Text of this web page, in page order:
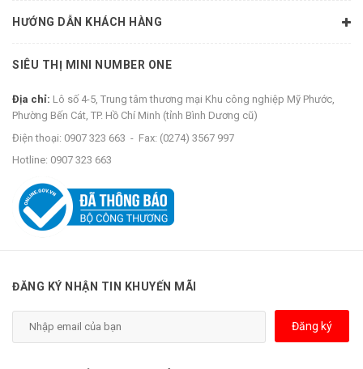
HƯỚNG DẪN KHÁCH HÀNG
SIÊU THỊ MINI NUMBER ONE
Địa chỉ: Lô số 4-5, Trung tâm thương mại Khu công nghiệp Mỹ Phước,
Phường Bến Cát, TP. Hồ Chí Minh (tỉnh Bình Dương cũ)
Điện thoại: 0907 323 663 - Fax: (0274) 3567 997
Hotline: 0907 323 663
ĐĂNG KÝ NHẬN TIN KHUYẾN MÃI
Đăng ký